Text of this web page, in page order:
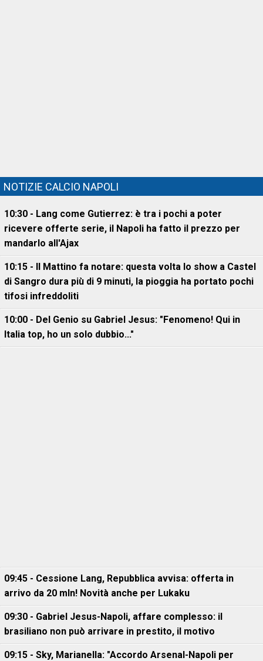
NOTIZIE CALCIO NAPOLI
10:30 - Lang come Gutierrez: è tra i pochi a poter
ricevere offerte serie, il Napoli ha fatto il prezzo per
mandarlo all'Ajax
10:15 - Il Mattino fa notare: questa volta lo show a Castel
di Sangro dura più di 9 minuti, la pioggia ha portato pochi
tifosi infreddoliti
10:00 - Del Genio su Gabriel Jesus: "Fenomeno! Qui in
Italia top, ho un solo dubbio..."
09:45 - Cessione Lang, Repubblica avvisa: offerta in
arrivo da 20 mln! Novità anche per Lukaku
09:30 - Gabriel Jesus-Napoli, affare complesso: il
brasiliano non può arrivare in prestito, il motivo
09:15 - Sky, Marianella: "Accordo Arsenal-Napoli per